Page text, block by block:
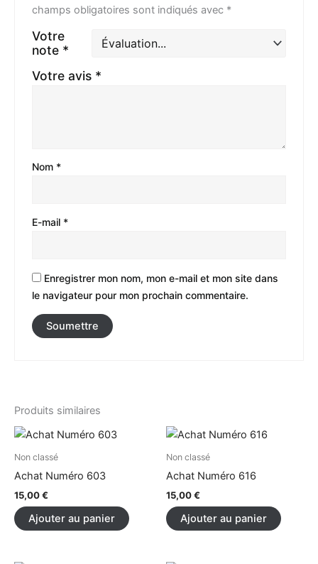
champs obligatoires sont indiqués avec *
Votre
note *
Votre avis *
Nom *
E-mail *
Enregistrer mon nom, mon e-mail et mon site dans
le navigateur pour mon prochain commentaire.
Produits similaires
Non classé
Achat Numéro 603
15,00€
Ajouter au panier
Non classé
Achat Numéro 616
15,00€
Ajouter au panier